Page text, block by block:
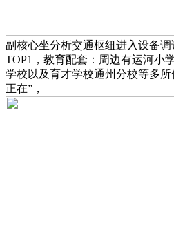
副核心坐分析交通枢纽进入设备
TOP1，教育配套：周边有运河小
学校以及育才学校通州分校等多
正在”，